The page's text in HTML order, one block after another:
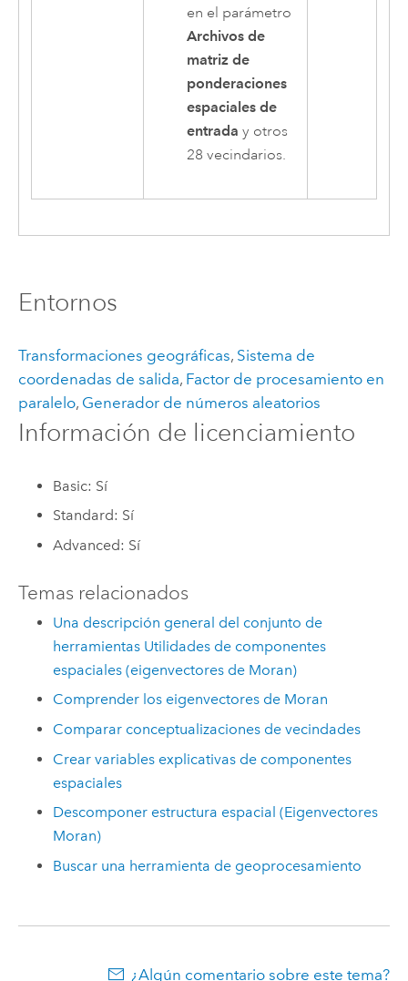
en el parámetro
Archivos de
matriz de
ponderaciones
espaciales de
entrada y otros
28 vecindarios.
Entornos
Transformaciones geográficas, Sistema de
coordenadas de salida, Factor de procesamiento en
paralelo, Generador de números aleatorios
Información de licenciamiento
Basic: Sí
Standard: Sí
Advanced: Sí
Temas relacionados
Una descripción general del conjunto de
herramientas Utilidades de componentes
espaciales (eigenvectores de Moran)
Comprender los eigenvectores de Moran
Comparar conceptualizaciones de vecindades
Crear variables explicativas de componentes
espaciales
Descomponer estructura espacial (Eigenvectores
Moran)
Buscar una herramienta de geoprocesamiento
¿Algún comentario sobre este tema?